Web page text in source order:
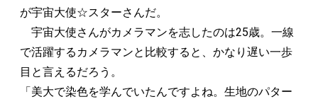
が宇宙大使☆スターさんだ。
宇宙大使さんがカメラマンを志したのは25歳。一線
で活躍するカメラマンと比較すると、かなり遅い一歩
目と言えるだろう。
「美大で染色を学んでいたんですよね。生地のパター